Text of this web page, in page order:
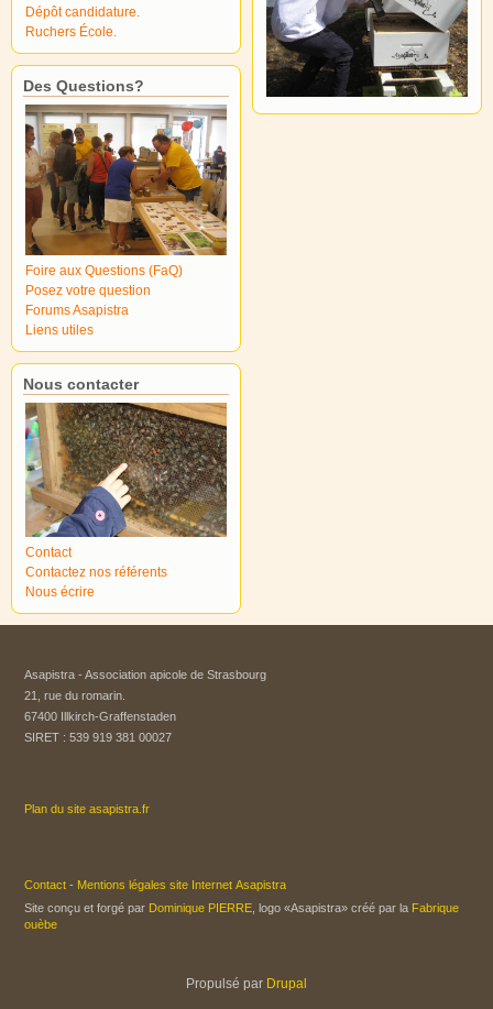
Dépôt candidature.
Ruchers École.
Des Questions?
Foire aux Questions (FaQ)
Posez votre question
Forums Asapistra
Liens utiles
Nous contacter
Contact
Contactez nos référents
Nous écrire
Asapistra - Association apicole de Strasbourg​
21, rue du romarin.
67400 Illkirch-Graffenstaden
SIRET : 539 919 381 00027
Plan du site asapistra.fr
Contact - Mentions légales site Internet Asapistra
Site conçu et forgé par Dominique PIERRE , logo «Asapistra» créé par la Fabrique
ouèbe
Propulsé par Drupal